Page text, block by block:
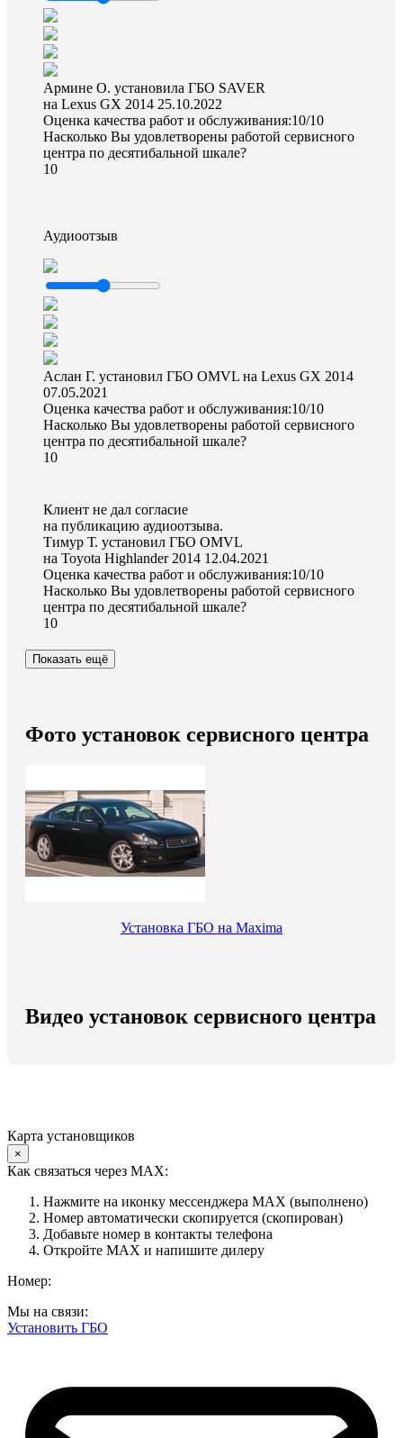
Армине О. установила ГБО SAVER
на Lexus GX 2014 25.10.2022
Оценка качества работ и обслуживания:10/10
Насколько Вы удовлетворены работой сервисного
центра по десятибальной шкале?
10
Аудиоотзыв
Аслан Г. установил ГБО OMVL на Lexus GX 2014
07.05.2021
Оценка качества работ и обслуживания:10/10
Насколько Вы удовлетворены работой сервисного
центра по десятибальной шкале?
10
Клиент не дал согласие
на публикацию аудиоотзыва.
Тимур Т. установил ГБО OMVL
на Toyota Highlander 2014 12.04.2021
Оценка качества работ и обслуживания:10/10
Насколько Вы удовлетворены работой сервисного
центра по десятибальной шкале?
10
Показать ещё
Фото установок сервисного центра
Установка ГБО на Maxima
Видео установок сервисного центра
Карта установщиков
×
Как связаться через MAX:
Нажмите на иконку мессенджера MAX (выполнено)
Номер автоматически скопируется (скопирован)
Добавьте номер в контакты телефона
Откройте MAX и напишите дилеру
Номер:
Мы на связи:
Установить ГБО